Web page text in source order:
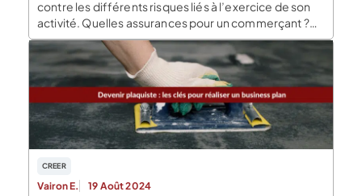
contre les différents risques liés à l’exercice de son
activité. Quelles assurances pour un commerçant ?
Les assurances nécessaires pour les commerçants
Souscrire à une assurance Responsabilité Civile
professionnelle L’assurance Responsabilité Civile
professionnelle pour les métiers du commerce est la
[…]
CREER
Vairon E. 19 Août 2024